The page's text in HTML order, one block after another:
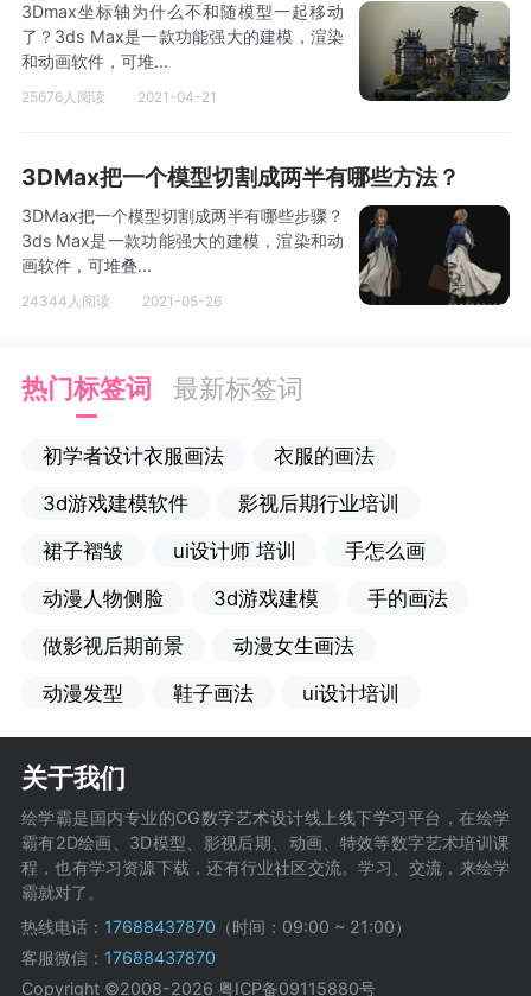
3Dmax坐标轴为什么不和随模型一起移动
了？3ds Max是一款功能强大的建模，渲染
和动画软件，可堆...
25676人阅读 2021-04-21
3DMax把一个模型切割成两半有哪些方法？
3DMax把一个模型切割成两半有哪些步骤？
3ds Max是一款功能强大的建模，渲染和动
画软件，可堆叠...
24344人阅读 2021-05-26
热门标签词 最新标签词
初学者设计衣服画法
衣服的画法
3d游戏建模软件
影视后期行业培训
裙子褶皱
ui设计师 培训
手怎么画
动漫人物侧脸
3d游戏建模
手的画法
做影视后期前景
动漫女生画法
动漫发型
鞋子画法 ui设计培训
关于我们
绘学霸是国内专业的CG数字艺术设计线上线下学习平台，在绘学
霸有2D绘画、3D模型、影视后期、动画、特效等数字艺术培训课
程，也有学习资源下载，还有行业社区交流。学习、交流，来绘学
霸就对了。
热线电话： 17688437870 （时间：09:00 ~ 21:00）
客服微信： 17688437870
Copyright ©2008-2026 粤ICP备09115880号